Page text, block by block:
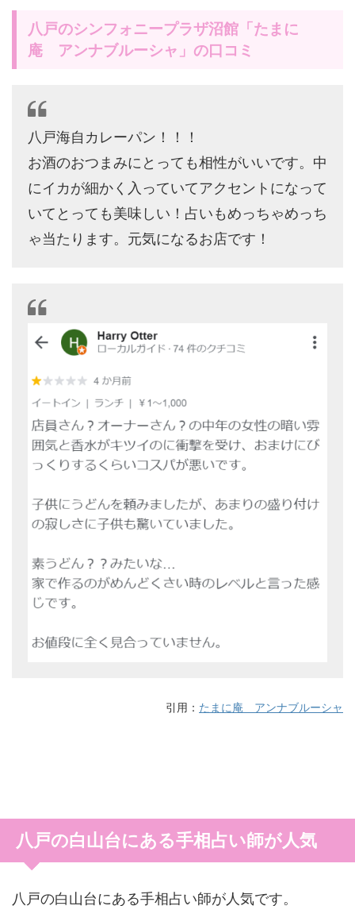
八戸のシンフォニープラザ沼館「たまに
庵 アンナブルーシャ」の口コミ
八戸海自カレーパン！！！
お酒のおつまみにとっても相性がいいです。中
にイカが細かく入っていてアクセントになって
いてとっても美味しい！占いもめっちゃめっち
ゃ当たります。元気になるお店です！
引用： たまに庵 アンナブルーシャ
八戸の白山台にある手相占い師が人気
八戸の白山台にある手相占い師が人気です。